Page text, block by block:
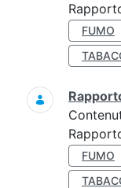
FUMO
FUMO